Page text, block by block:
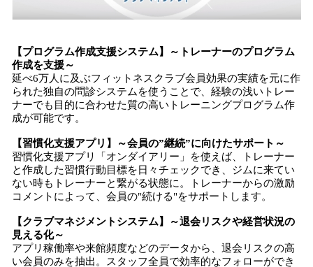
【プログラム作成支援システム】～トレーナーのプログラム
作成を支援～
延べ6万人に及ぶフィットネスクラブ会員効果の実績を元に作
られた独自の問診システムを使うことで、経験の浅いトレー
ナーでも目的に合わせた質の高いトレーニングプログラム作
成が可能です。
【習慣化支援アプリ】～会員の”継続”に向けたサポート～
習慣化支援アプリ「オンダイアリー」を使えば、トレーナー
と作成した習慣行動目標を日々チェックでき、ジムに来てい
ない時もトレーナーと繋がる状態に。トレーナーからの激励
コメントによって、会員の"続ける"をサポートします。
【クラブマネジメントシステム】～退会リスクや経営状況の
見える化～
アプリ稼働率や来館頻度などのデータから、退会リスクの高
い会員のみを抽出。スタッフ全員で効率的なフォローができ